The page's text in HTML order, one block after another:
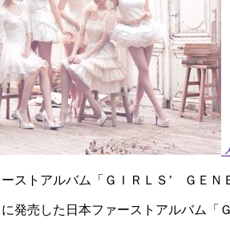
ストアルバム「ＧＩＲＬＳ’ ＧＥＮ
発売した日本ファーストアルバム